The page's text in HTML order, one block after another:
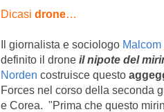
Dicasi drone…
Il giornalista e sociologo Malcom
definito il drone il nipote del
Norden costruisce questo
Forces nel corso della seconda
e Corea. "Prima che questo